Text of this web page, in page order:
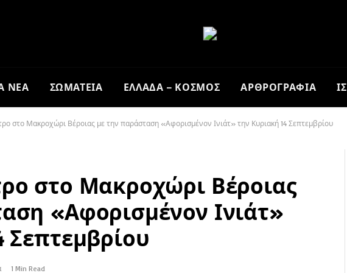
ΝΕΑ ΣΩΜΑΤΕΙΑ ΕΛΛΑΔΑ – ΚΟΣΜΟΣ ΑΡΘΡΟΓΡΑΦΙΑ
στο Μακροχώρι Βέροιας με την παράσταση «Αφορισμένον Ινιάτ» την Κυριακή 14 Σεπτεμβρίου
στο Μακροχώρι Βέροιας
«Αφορισμένον Ινιάτ»
Σεπτεμβρίου
1 Min Read